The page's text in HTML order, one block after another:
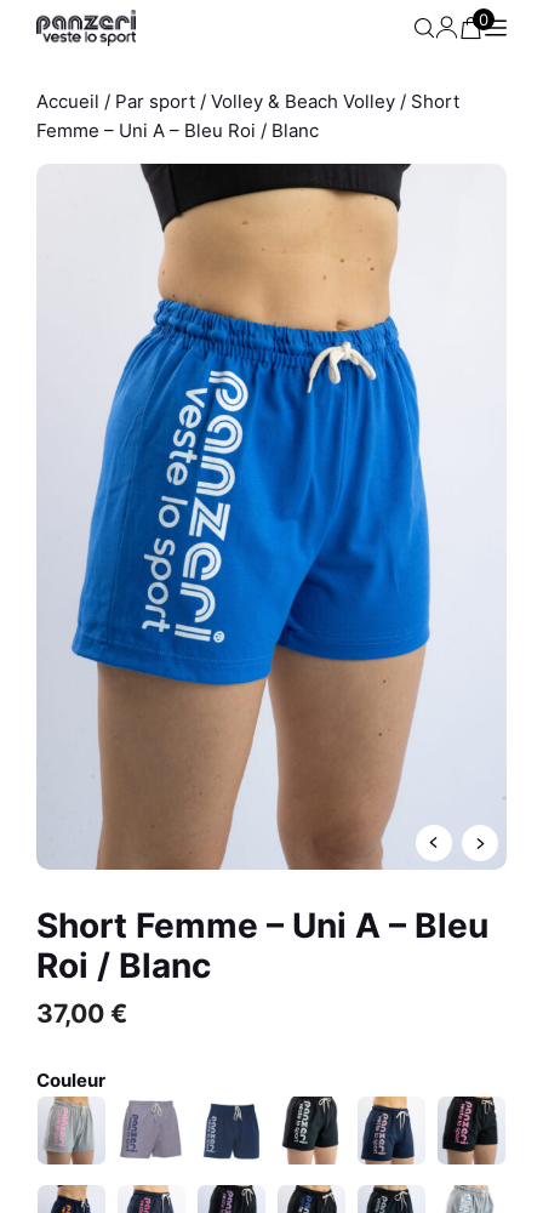
Ensemble Débardeur -
Cannes A et Hot pants -
Cannes H
0,00€ AJOUTER
Aller
0
Accueil / Par sport / Volley & Beach Volley / Short
Femme – Uni A – Bleu Roi / Blanc
Short Femme – Uni A – Bleu
Roi / Blanc
37,00 €
Couleur